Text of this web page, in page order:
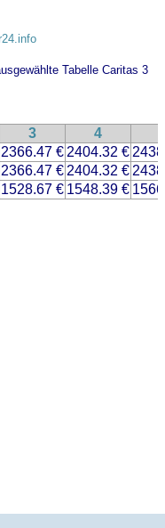
Tabelle Caritas 3
3 4
2366.47 € 2404.32 €
2366.47 € 2404.32 €
1528.67 € 1548.39 €